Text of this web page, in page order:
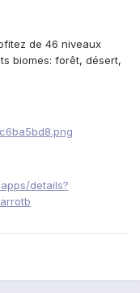
de 46 niveaux
biomes: forêt, désert,
details?